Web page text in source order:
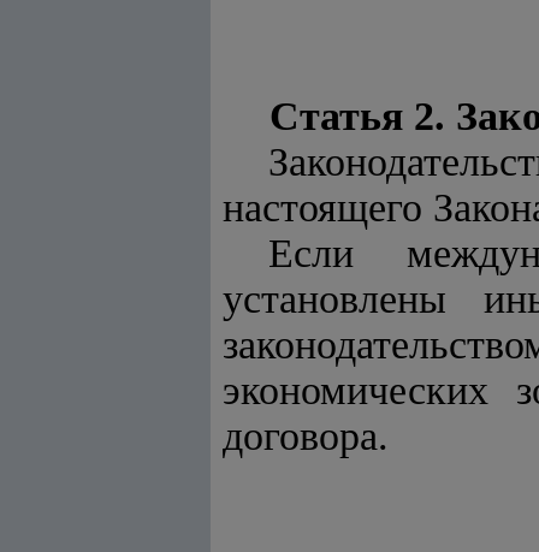
Статья 2.
настоящего
Если
установлены
экономических
договора.